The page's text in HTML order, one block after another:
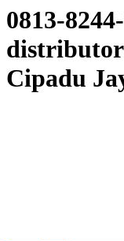
0813-
Cipadu